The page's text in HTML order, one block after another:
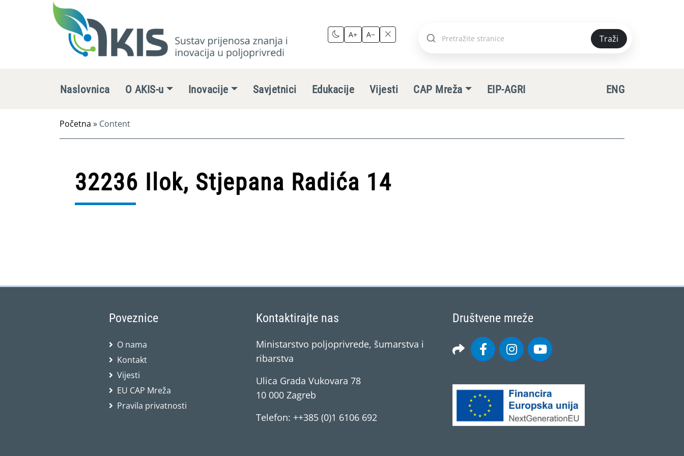
A+ A−
Pretraži
Traži
Naslovnica O AKIS-u Inovacije Savjetnici Edukacije Vijesti CAP Mreža EIP-AGRI ENG
Početna » Content
32236 Ilok, Stjepana Radića 14
Poveznice
O nama
Kontakt
Vijesti
EU CAP Mreža
Pravila privatnosti
Kontaktirajte nas
Ministarstvo poljoprivrede, šumarstva i
ribarstva
Ulica Grada Vukovara 78
10 000 Zagreb
Telefon: ++385 (0)1 6106 692
Društvene mreže